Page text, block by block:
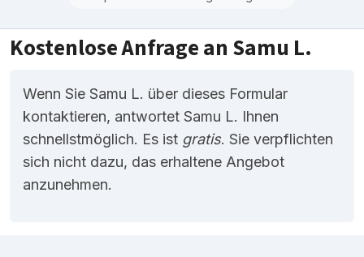
Kostenlose Anfrage an Samu L.
Wenn Sie Samu L. über dieses Formular
kontaktieren, antwortet Samu L. Ihnen
schnellstmöglich. Es ist gratis. Sie verpflichten
sich nicht dazu, das erhaltene Angebot
anzunehmen.